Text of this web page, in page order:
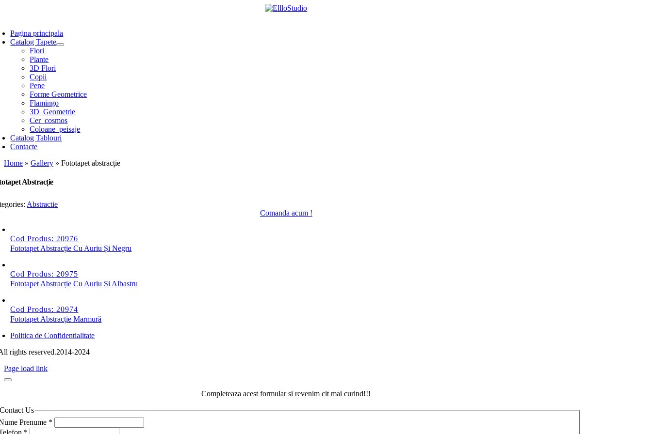
Pagina principala
Catalog Tapete
Flori
Plante
3D Flori
Copii
Pene
Forme Geometrice
Flamingo
3D_Geometrie
Cer_cosmos
Coloane_peisaje
Catalog Tablouri
Contacte
Home » Gallery » Fototapet abstracție
Abstracție
Abstractie
Comanda acum !
Cod Produs: 20976
Fototapet Abstracție Cu Auriu Și Negru
Cod Produs: 20975
Fototapet Abstracție Cu Auriu Și Albastru
Cod Produs: 20974
Fototapet Abstracție Marmură
Politica de Confidentialitate
rights reserved.2014-2024
Page load link
Completeaza acest formular si revenim cit mai curind!!!
Contact Us
Prenume *
*